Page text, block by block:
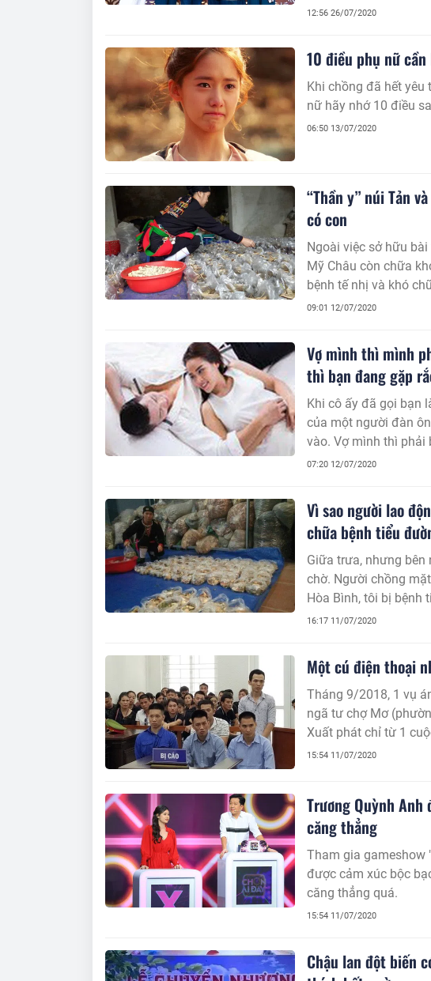
ngày 28/07/2020.
12:56 26/07/2020
10 điều phụ nữ
Khi chồng đã hết yêu
nữ hãy nhớ 10 điều
06:50 13/07/2020
“Thần y” núi Tản
có con
Ngoài việc sở hữu
Mỹ Châu còn chữa
bệnh tế nhị và khó
người yếu sinh lý.
09:01 12/07/2020
Vợ mình thì mình
thì bạn đang gặp
Khi cô ấy đã gọi bạn
của một người đàn
vào. Vợ mình thì phải
chắc chắn bạn đang
07:20 12/07/2020
Vì sao người lao
chữa bệnh tiểu
Giữa trưa, nhưng
chờ. Người chồng
Hòa Bình, tôi bị bệnh
chưa khỏi, biết tiếng
nên tôi tìm đường
nhà, biết có khách,
16:17 11/07/2020
Một cú điện thoại
Tháng 9/2018, 1 vụ
ngã tư chợ Mơ
Xuất phát chỉ từ 1
nhau rồi hẹn gặp mặt
15:54 11/07/2020
Trương Quỳnh
căng thẳng
Tham gia gameshow
được cảm xúc bộc
căng thẳng quá.
15:54 11/07/2020
Chậu lan đột biến